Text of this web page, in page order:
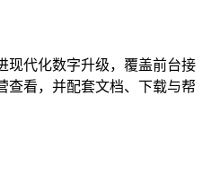
现代化数字升级，覆盖前台接
查看，并配套文档、下载与帮